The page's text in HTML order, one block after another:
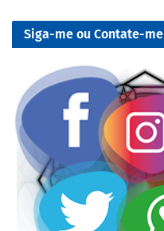
Siga-me ou Contate-me